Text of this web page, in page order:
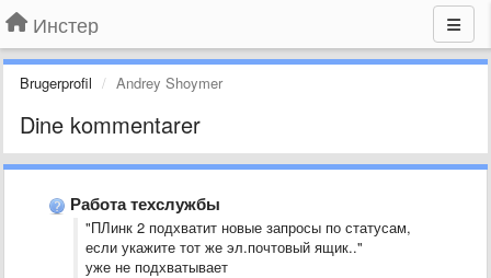
Инстер
Brugerprofil Andrey Shoymer
Dine kommentarer
Работа техслужбы
"ПЛинк 2 подхватит новые запросы по статусам,
если укажите тот же эл.почтовый ящик.."
уже не подхватывает